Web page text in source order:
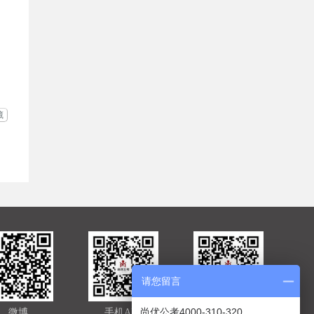
请您留言